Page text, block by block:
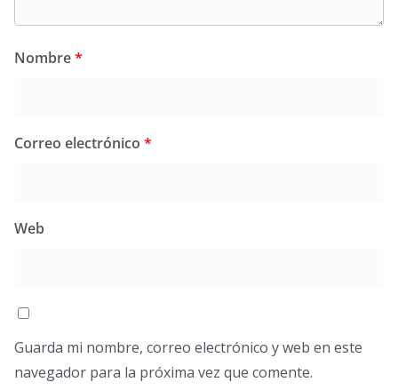
Nombre*
Correo electrónico *
Web
Guarda mi nombre, correo electrónico y web en este
navegador para la próxima vez que comente.